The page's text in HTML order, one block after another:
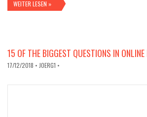
WEITER LESEN »
15 OF THE BIGGEST QUESTIONS IN
17/12/2018 • JOERG1 •